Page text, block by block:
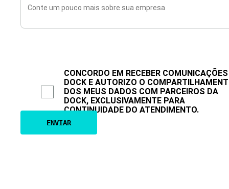
CONCORDO EM RECEBER
DOCK E AUTORIZO O
DOS MEUS DADOS COM PARCEIROS DA
DOCK, EXCLUSIVAMENTE PARA
CONTINUIDADE DO ATENDIMENTO.